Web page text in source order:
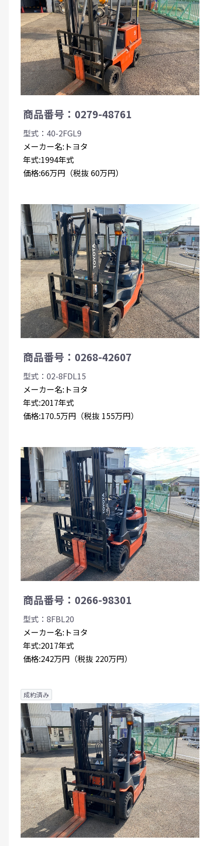
商品番号：0279-48761
型式：40-2FGL9
メーカー名:トヨタ
年式:1994年式
価格:66万円（税抜 60万円）
商品番号：0268-42607
型式：02-8FDL15
メーカー名:トヨタ
年式:2017年式
価格:170.5万円（税抜 155万円）
商品番号：0266-98301
型式：8FBL20
メーカー名:トヨタ
年式:2017年式
価格:242万円（税抜 220万円）
成約済み